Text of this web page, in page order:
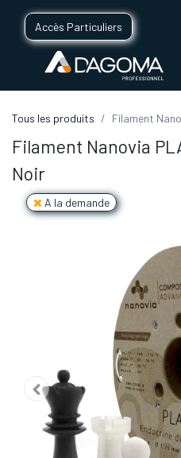
Accès Particuliers
Tous les produits Filament
Filament Nanovia
Noir
A la demande